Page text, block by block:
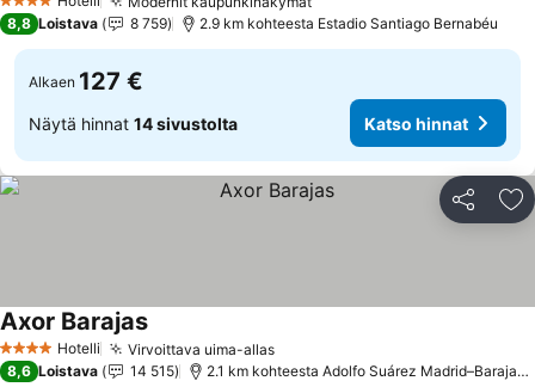
4 Tähtiluokitus
8,8 Loistava 8 759 2.9 km kohteesta Estadio Santiago Bernabéu
Alkaen 127 €
Näytä hinnat 14 sivustolta Katso hinnat
Jaa
4 Tähtiluokitus
Hotelli Virvoittava uima-allas
Axor Barajas
8,6 Loistava 14 515 2.1 km kohteesta Adolfo Suárez Madrid–Barajas Airport